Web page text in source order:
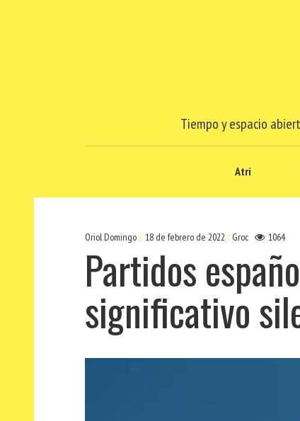
Tiempo y espacio
Atri
Oriol Domingo 18 de febrero de 2022 Groc 1064
Partidos
significativo